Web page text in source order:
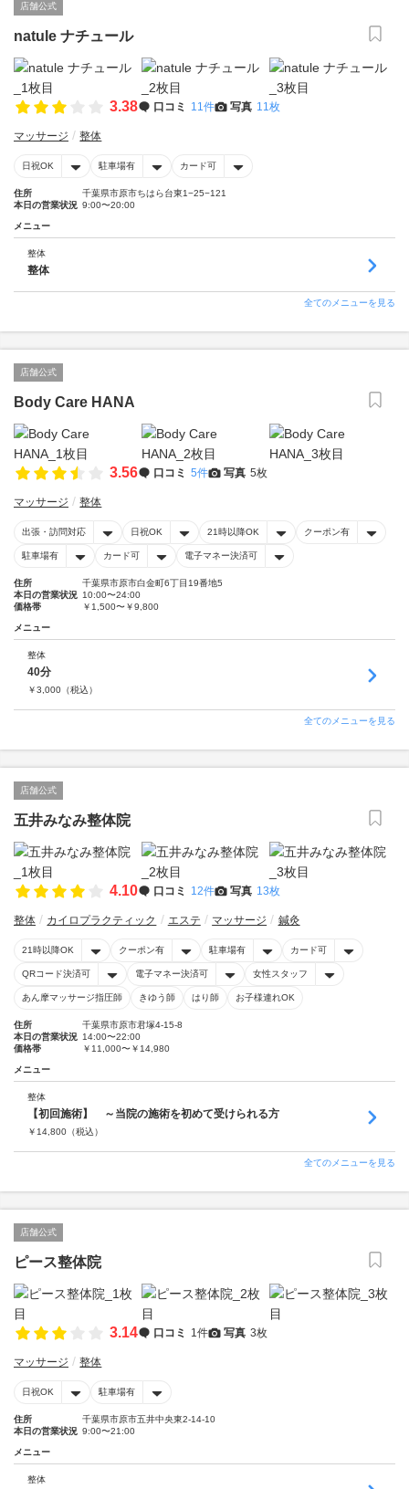
店舗公式
natule ナチュール
3.38 口コミ 11件 写真 11枚
マッサージ 整体
日祝OK 駐車場有 カード可
住所
千葉県市原市ちはら台東1−25−121
本日の営業状況 9:00〜20:00
メニュー
整体
整体
全てのメニューを見る
店舗公式
Body Care HANA
3.56 口コミ 5件 写真 5枚
マッサージ 整体
出張・訪問対応 日祝OK 21時以降OK クーポン有
駐車場有 カード可 電子マネー決済可
住所
千葉県市原市白金町6丁目19番地5
本日の営業状況 10:00〜24:00
価格帯
￥1,500〜￥9,800
メニュー
整体
40分
￥3,000 （税込）
全てのメニューを見る
店舗公式
五井みなみ整体院
4.10 口コミ 12件 写真 13枚
整体 カイロプラクティック エステ マッサージ 鍼灸
21時以降OK クーポン有 駐車場有 カード可
QRコード決済可 電子マネー決済可 女性スタッフ
あん摩マッサージ指圧師 きゆう師 はり師 お子様連れOK
住所
千葉県市原市君塚4-15-8
本日の営業状況 14:00〜22:00
価格帯
￥11,000〜￥14,980
メニュー
整体
【初回施術】 ～当院の施術を初めて受けられる方
￥ 14,800 （税込）
全てのメニューを見る
店舗公式
ピース整体院
3.14 口コミ 1件 写真 3枚
マッサージ 整体
日祝OK 駐車場有
住所
千葉県市原市五井中央東2-14-10
本日の営業状況 9:00〜21:00
メニュー
整体